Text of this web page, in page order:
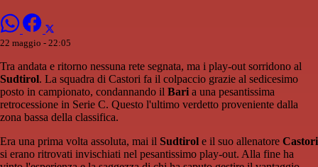
22 maggio - 22:05
Tra andata e ritorno nessuna rete segnata, ma i play-out sorridono al
Sudtirol. La squadra di Castori fa il colpaccio grazie al sedicesimo
posto in campionato, condannando il Bari a una pesantissima
retrocessione in Serie C. Questo l'ultimo verdetto proveniente dalla
zona bassa della classifica.
Era una prima volta assoluta, mai il Sudtirol e il suo allenatore Castori
si erano ritrovati invischiati nel pesantissimo play-out. Alla fine ha